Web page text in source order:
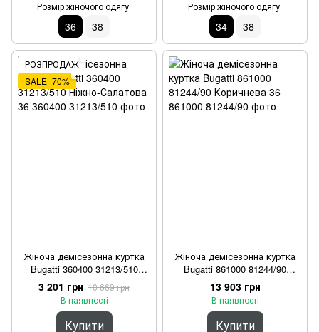
Розмір жіночого одягу
36 38
Розмір жіночого одягу
34 38
РОЗПРОДАЖ
SALE−70%
Жіноча демісезонна куртка
Bugatti 360400 31213/510
Ніжно-Салатова 36
3 201 грн 10 669 грн
В наявності
Купити
Жіноча демісезонна куртка
Bugatti 861000 81244/90
Коричнева 36
13 903 грн
В наявності
Купити